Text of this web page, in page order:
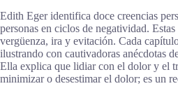
Edith Eger identifica doce creencias
personas en ciclos de negatividad.
vergüenza, ira y evitación. Cada
ilustrando con cautivadoras anécdotas
Ella explica que lidiar con el dolor y el
minimizar o desestimar el dolor; es un